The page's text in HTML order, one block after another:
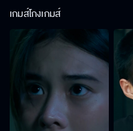
เกมส์โกงเกมส์